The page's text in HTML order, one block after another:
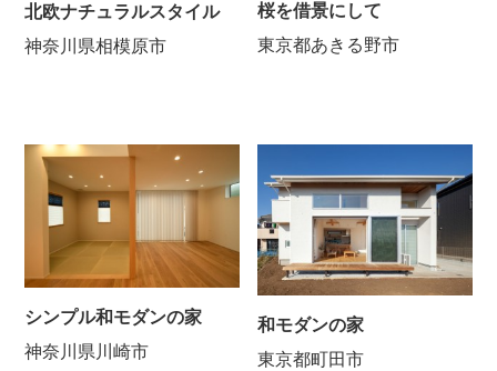
北欧ナチュラルスタイル
神奈川県相模原市
桜を借景にして
東京都あきる野市
シンプル和モダンの家
神奈川県川崎市
和モダンの家
東京都町田市